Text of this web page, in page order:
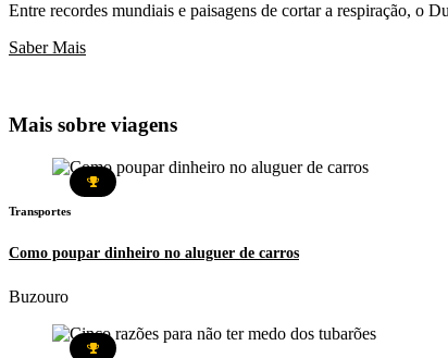
Entre recordes mundiais e paisagens de cortar a respiração, o
Saber Mais
Mais sobre viagens
Transportes
Como poupar dinheiro no aluguer de carros
Buzouro